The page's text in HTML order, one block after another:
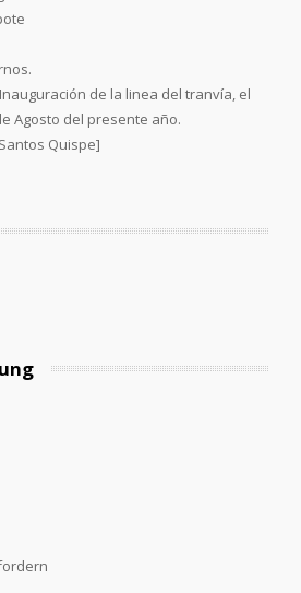
de la linea del tranvía, el
Agosto del presente año.
Quispe]